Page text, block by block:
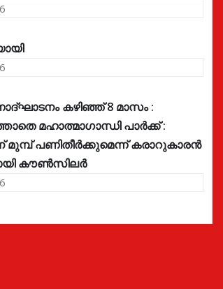
കഴിഞ്ഞ് 8 മാസം :
മഹാത്മാഗാന്ധി പാർക്ക് :
പണിതീർക്കുമെന്ന് കരാറുകാരൻ
കൗൺസിലർ